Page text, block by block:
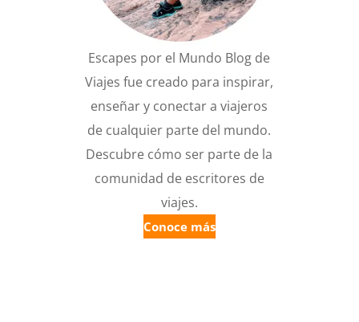
Escapes por el Mundo Blog de
Viajes fue creado para inspirar,
enseñar y conectar a viajeros
de cualquier parte del mundo.
Descubre cómo ser parte de la
comunidad de escritores de
viajes.
Conoce más